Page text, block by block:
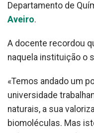
Departamento de
Aveiro.
A docente recordou
naquela instituição o
«Temos andado um
universidade
naturais, a sua
biomoléculas. Mas